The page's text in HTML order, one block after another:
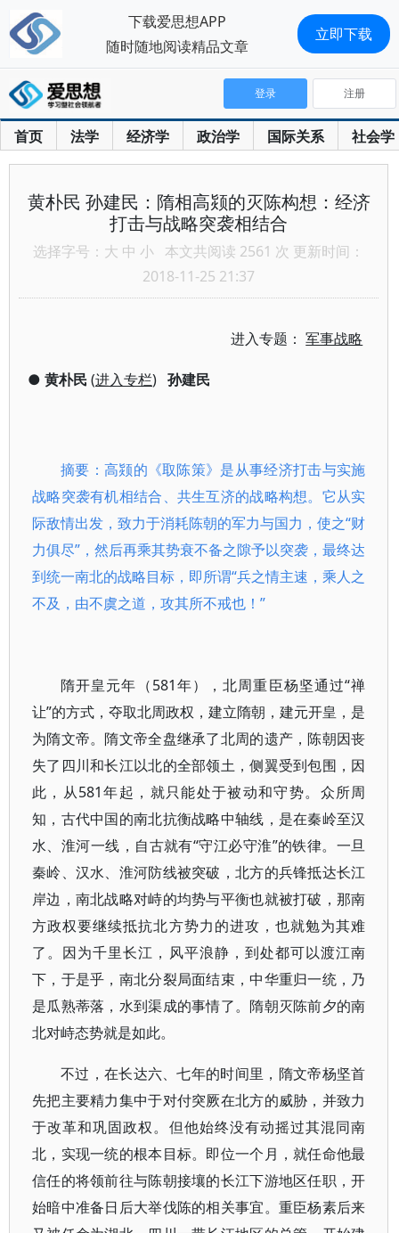
首页 法学 经济学 政治学 国际关系 社会学
登录 注册
黄朴民 孙建民：隋相高颎的灭陈构想：经济
打击与战略突袭相结合
选择字号： 大 中 小 本文共阅读 2561 次 更新时间：
2018-11-25 21:37
进入专题：军事战略
● 黄朴民(进入专栏) 孙建民
摘要：高颎的《取陈策》是从事经济打击与实施
战略突袭有机相结合、共生互济的战略构想。它从实
际敌情出发，致力于消耗陈朝的军力与国力，使之“财
力俱尽”，然后再乘其势衰不备之隙予以突袭，最终达
到统一南北的战略目标，即所谓“兵之情主速，乘人之
不及，由不虞之道，攻其所不戒也！”
隋开皇元年（581年），北周重臣杨坚通过“禅
让”的方式，夺取北周政权，建立隋朝，建元开皇，是
为隋文帝。隋文帝全盘继承了北周的遗产，陈朝因丧
失了四川和长江以北的全部领土，侧翼受到包围，因
此，从581年起，就只能处于被动和守势。众所周
知，古代中国的南北抗衡战略中轴线，是在秦岭至汉
水、淮河一线，自古就有“守江必守淮”的铁律。一旦
秦岭、汉水、淮河防线被突破，北方的兵锋抵达长江
岸边，南北战略对峙的均势与平衡也就被打破，那南
方政权要继续抵抗北方势力的进攻，也就勉为其难
了。因为千里长江，风平浪静，到处都可以渡江南
下，于是乎，南北分裂局面结束，中华重归一统，乃
是瓜熟蒂落，水到渠成的事情了。隋朝灭陈前夕的南
北对峙态势就是如此。
不过，在长达六、七年的时间里，隋文帝杨坚首
先把主要精力集中于对付突厥在北方的威胁，并致力
于改革和巩固政权。但他始终没有动摇过其混同南
北，实现一统的根本目标。即位一个月，就任命他最
信任的将领前往与陈朝接壤的长江下游地区任职，开
始暗中准备日后大举伐陈的相关事宜。重臣杨素后来
下载爱思想APP
随时随地阅读精品文章
立即下载